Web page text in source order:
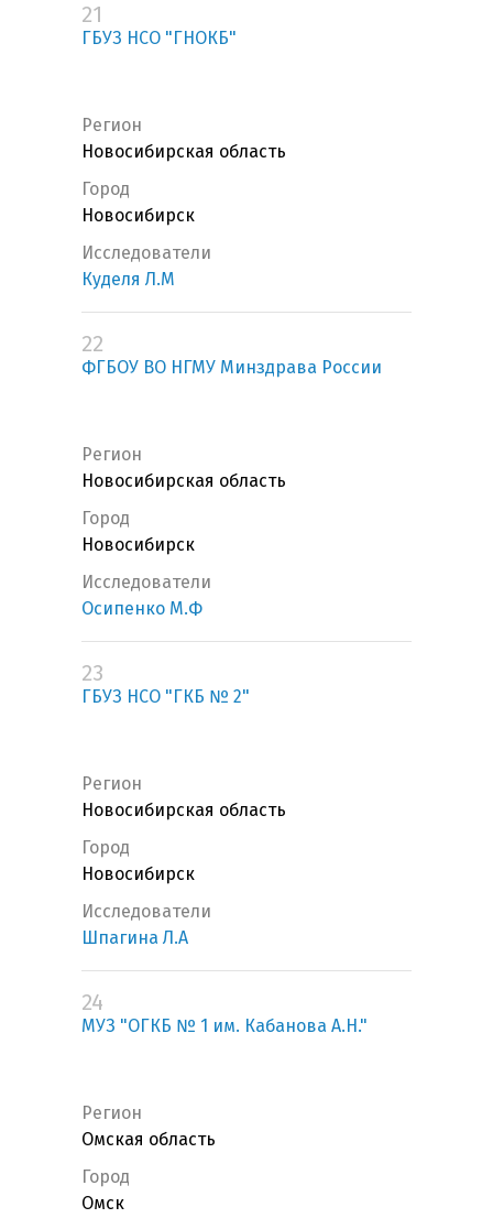
21
ГБУЗ НСО "ГНОКБ"
Регион
Новосибирская область
Город
Новосибирск
Исследователи
Куделя Л.М
22
ФГБОУ ВО НГМУ Минздрава России
Регион
Новосибирская область
Город
Новосибирск
Исследователи
Осипенко М.Ф
23
ГБУЗ НСО "ГКБ № 2"
Регион
Новосибирская область
Город
Новосибирск
Исследователи
Шпагина Л.А
24
МУЗ "ОГКБ № 1 им. Кабанова А.Н."
Регион
Омская область
Город
Омск